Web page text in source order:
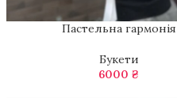
ДОДАТИ В КОШИКПастельна гармонія
Букети
6000 ₴